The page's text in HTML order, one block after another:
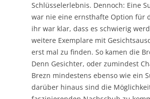
Schlüsselerlebnis. Dennoch: Eine
war nie eine ernsthafte Option für
ihr war klar, dass es schwierig
weitere Exemplare mit
erst mal zu finden. So kamen die
Denn Gesichter, oder zumindest
Brezn mindestens ebenso wie ein
darüber hinaus sind die